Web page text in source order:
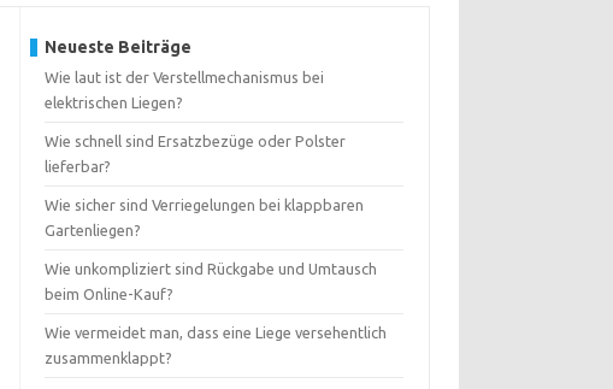
Neueste Beiträge
Wie laut ist der Verstellmechanismus bei
elektrischen Liegen?
Wie schnell sind Ersatzbezüge oder Polster
lieferbar?
Wie sicher sind Verriegelungen bei klappbaren
Gartenliegen?
Wie unkompliziert sind Rückgabe und Umtausch
beim Online-Kauf?
Wie vermeidet man, dass eine Liege versehentlich
zusammenklappt?